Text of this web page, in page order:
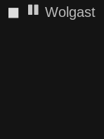
◼ Wolgast